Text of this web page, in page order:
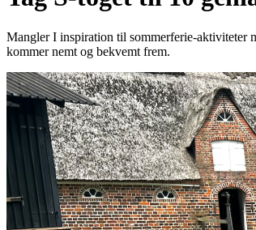
Mangler I inspiration til sommerferie-aktiviteter
kommer nemt og bekvemt frem.